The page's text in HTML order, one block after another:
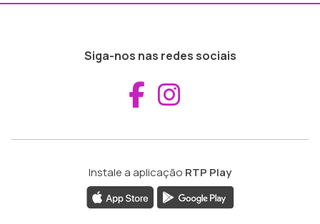
Siga-nos nas redes sociais
Aceder ao
Instale a aplicação RTP Play